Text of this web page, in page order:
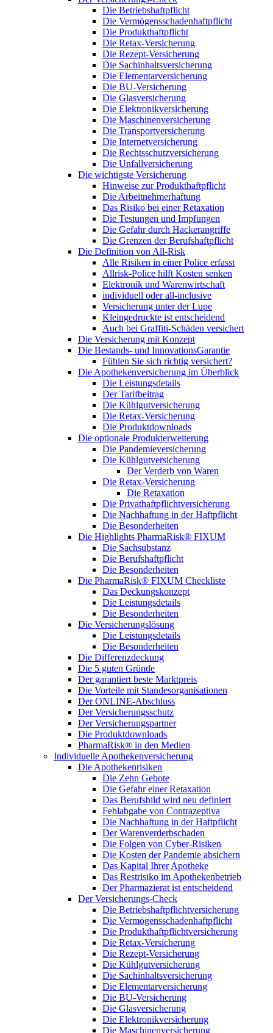
Die Betriebshaftpflicht
Die Vermögensschadenhaftpflicht
Die Produkthaftpflicht
Die Retax-Versicherung
Die Rezept-Versicherung
Die Sachinhaltsversicherung
Die Elementarversicherung
Die BU-Versicherung
Die Glasversicherung
Die Elektronikversicherung
Die Maschinenversicherung
Die Transportversicherung
Die Internetversicherung
Die Rechtsschutzversicherung
Die Unfallversicherung
Die wichtigste Versicherung
Hinweise zur Produkthaftpflicht
Die Arbeitnehmerhaftung
Das Risiko bei einer Retaxation
Die Testungen und Impfungen
Die Gefahr durch Hackerangriffe
Die Grenzen der Berufshaftpflicht
Die Definition von All-Risk
Alle Risiken in einer Police erfasst
Allrisk-Police hilft Kosten senken
Elektronik und Warenwirtschaft
individuell oder all-inclusive
Versicherung unter der Lupe
Kleingedruckte ist entscheidend
Auch bei Graffiti-Schäden versichert
Die Versicherung mit Konzept
Die Bestands- und InnovationsGarantie
Fühlen Sie sich richtig versichert?
Die Apothekenversicherung im Überblick
Die Leistungsdetails
Der Tarifbeitrag
Die Kühlgutversicherung
Die Retax-Versicherung
Die Produktdownloads
Die optionale Produkterweiterung
Die Pandemieversicherung
Die Kühlgutversicherung
Der Verderb von Waren
Die Retax-Versicherung
Die Retaxation
Die Privathaftpflichtversicherung
Die Nachhaftung in der Haftpflicht
Die Besonderheiten
Die Highlights PharmaRisk® FIXUM
Die Sachsubstanz
Die Berufshaftpflicht
Die Besonderheiten
Die PharmaRisk® FIXUM Checkliste
Das Deckungskonzept
Die Leistungsdetails
Die Besonderheiten
Die Versicherungslösung
Die Leistungsdetails
Die Besonderheiten
Die Differenzdeckung
Die 5 guten Gründe
Der garantiert beste Marktpreis
Die Vorteile mit Standesorganisationen
Der ONLINE-Abschluss
Der Versicherungsschutz
Der Versicherungspartner
Die Produktdownloads
PharmaRisk® in den Medien
Individuelle Apothekenversicherung
Die Apothekenrisiken
Die Zehn Gebote
Die Gefahr einer Retaxation
Das Berufsbild wird neu definiert
Fehlabgabe von Contrazeptiva
Die Nachhaftung in der Haftpflicht
Der Warenverderbschaden
Die Folgen von Cyber-Risiken
Die Kosten der Pandemie absichern
Das Kapital Ihrer Apotheke
Das Restrisiko im Apothekenbetrieb
Der Pharmazierat ist entscheidend
Der Versicherungs-Check
Die Betriebshaftpflichtversicherung
Die Vermögensschadenhaftpflicht
Die Produkthaftpflichtversicherung
Die Retax-Versicherung
Die Rezept-Versicherung
Die Kühlgutversicherung
Die Sachinhaltsversicherung
Die Elementarversicherung
Die BU-Versicherung
Die Glasversicherung
Die Elektronikversicherung
Die Maschinenversicherung